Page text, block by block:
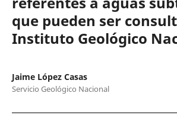
que pueden ser
Instituto Geológico
Jaime López Casas
Servicio Geológico Nacional